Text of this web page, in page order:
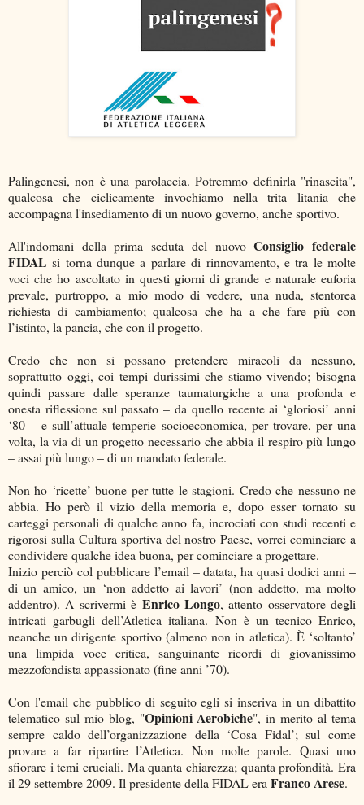
Palingenesi, non è una parolaccia. Potremmo definirla "rinascita",
qualcosa che ciclicamente invochiamo nella trita litania che
accompagna l'insediamento di un nuovo governo, anche sportivo.
All'indomani della prima seduta del nuovoConsiglio federale
FIDAL si torna dunque a parlare di rinnovamento, e tra le molte
voci che ho ascoltato in questi giorni di grande e naturale euforia
prevale, purtroppo, a mio modo di vedere, una nuda, stentorea
richiesta di cambiamento; qualcosa che ha a che fare più con
l’istinto, la pancia, che con il progetto.
Credo che non si possano pretendere miracoli da nessuno,
soprattutto oggi, coi tempi durissimi che stiamo vivendo; bisogna
quindi passare dalle speranze taumaturgiche a una profonda e
onesta riflessione sul passato – da quello recente ai ‘gloriosi’ anni
‘80 – e sull’attuale temperie socioeconomica, per trovare, per una
volta, la via di un progetto necessario che abbia il respiro più lungo
– assai più lungo – di un mandato federale.
Non ho ‘ricette’ buone per tutte le stagioni. Credo che nessuno ne
abbia. Ho però il vizio della memoria e, dopo esser tornato su
carteggi personali di qualche anno fa, incrociati con studi recenti e
rigorosi sulla Cultura sportiva del nostro Paese, vorrei cominciare a
condividere qualche idea buona, per cominciare a progettare.
Inizio perciò col pubblicare l’email – datata, ha quasi dodici anni –
di un amico, un ‘non addetto ai lavori’ (non addetto, ma molto
addentro). A scrivermi è Enrico Longo, attento osservatore degli
intricati garbugli dell’Atletica italiana. Non è un tecnico Enrico,
neanche un dirigente sportivo (almeno non in atletica). È ‘soltanto’
una limpida voce critica, sanguinante ricordi di giovanissimo
mezzofondista appassionato (fine anni ’70).
Con l'email che pubblico di seguito egli si inseriva in un dibattito
telematico sul mio blog, "Opinioni Aerobiche", in merito al tema
sempre caldo dell’organizzazione della ‘Cosa Fidal’; sul come
provare a far ripartire l’Atletica. Non molte parole. Quasi uno
sfiorare i temi cruciali. Ma quanta chiarezza; quanta profondità. Era
il 29 settembre 2009. Il presidente della FIDAL era Franco Arese.